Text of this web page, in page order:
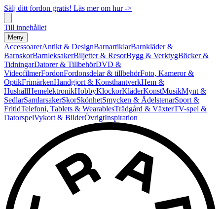
Sälj ditt fordon gratis! Läs mer om hur ->
Till innehållet
Meny
AccessoarerAntikt & DesignBarnartiklarBarnkläder &
BarnskorBarnleksakerBiljetter & ResorBygg & VerktygBöcker &
TidningarDatorer & TillbehörDVD &
VideofilmerFordonFordonsdelar & tillbehörFoto, Kameror &
OptikFrimärkenHandgjort & KonsthantverkHem &
HushållHemelektronikHobbyKlockorKläderKonstMusikMynt &
SedlarSamlarsakerSkorSkönhetSmycken & ÄdelstenarSport &
FritidTelefoni, Tablets & WearablesTrädgård & VäxterTV-spel &
DatorspelVykort & BilderÖvrigtInspiration